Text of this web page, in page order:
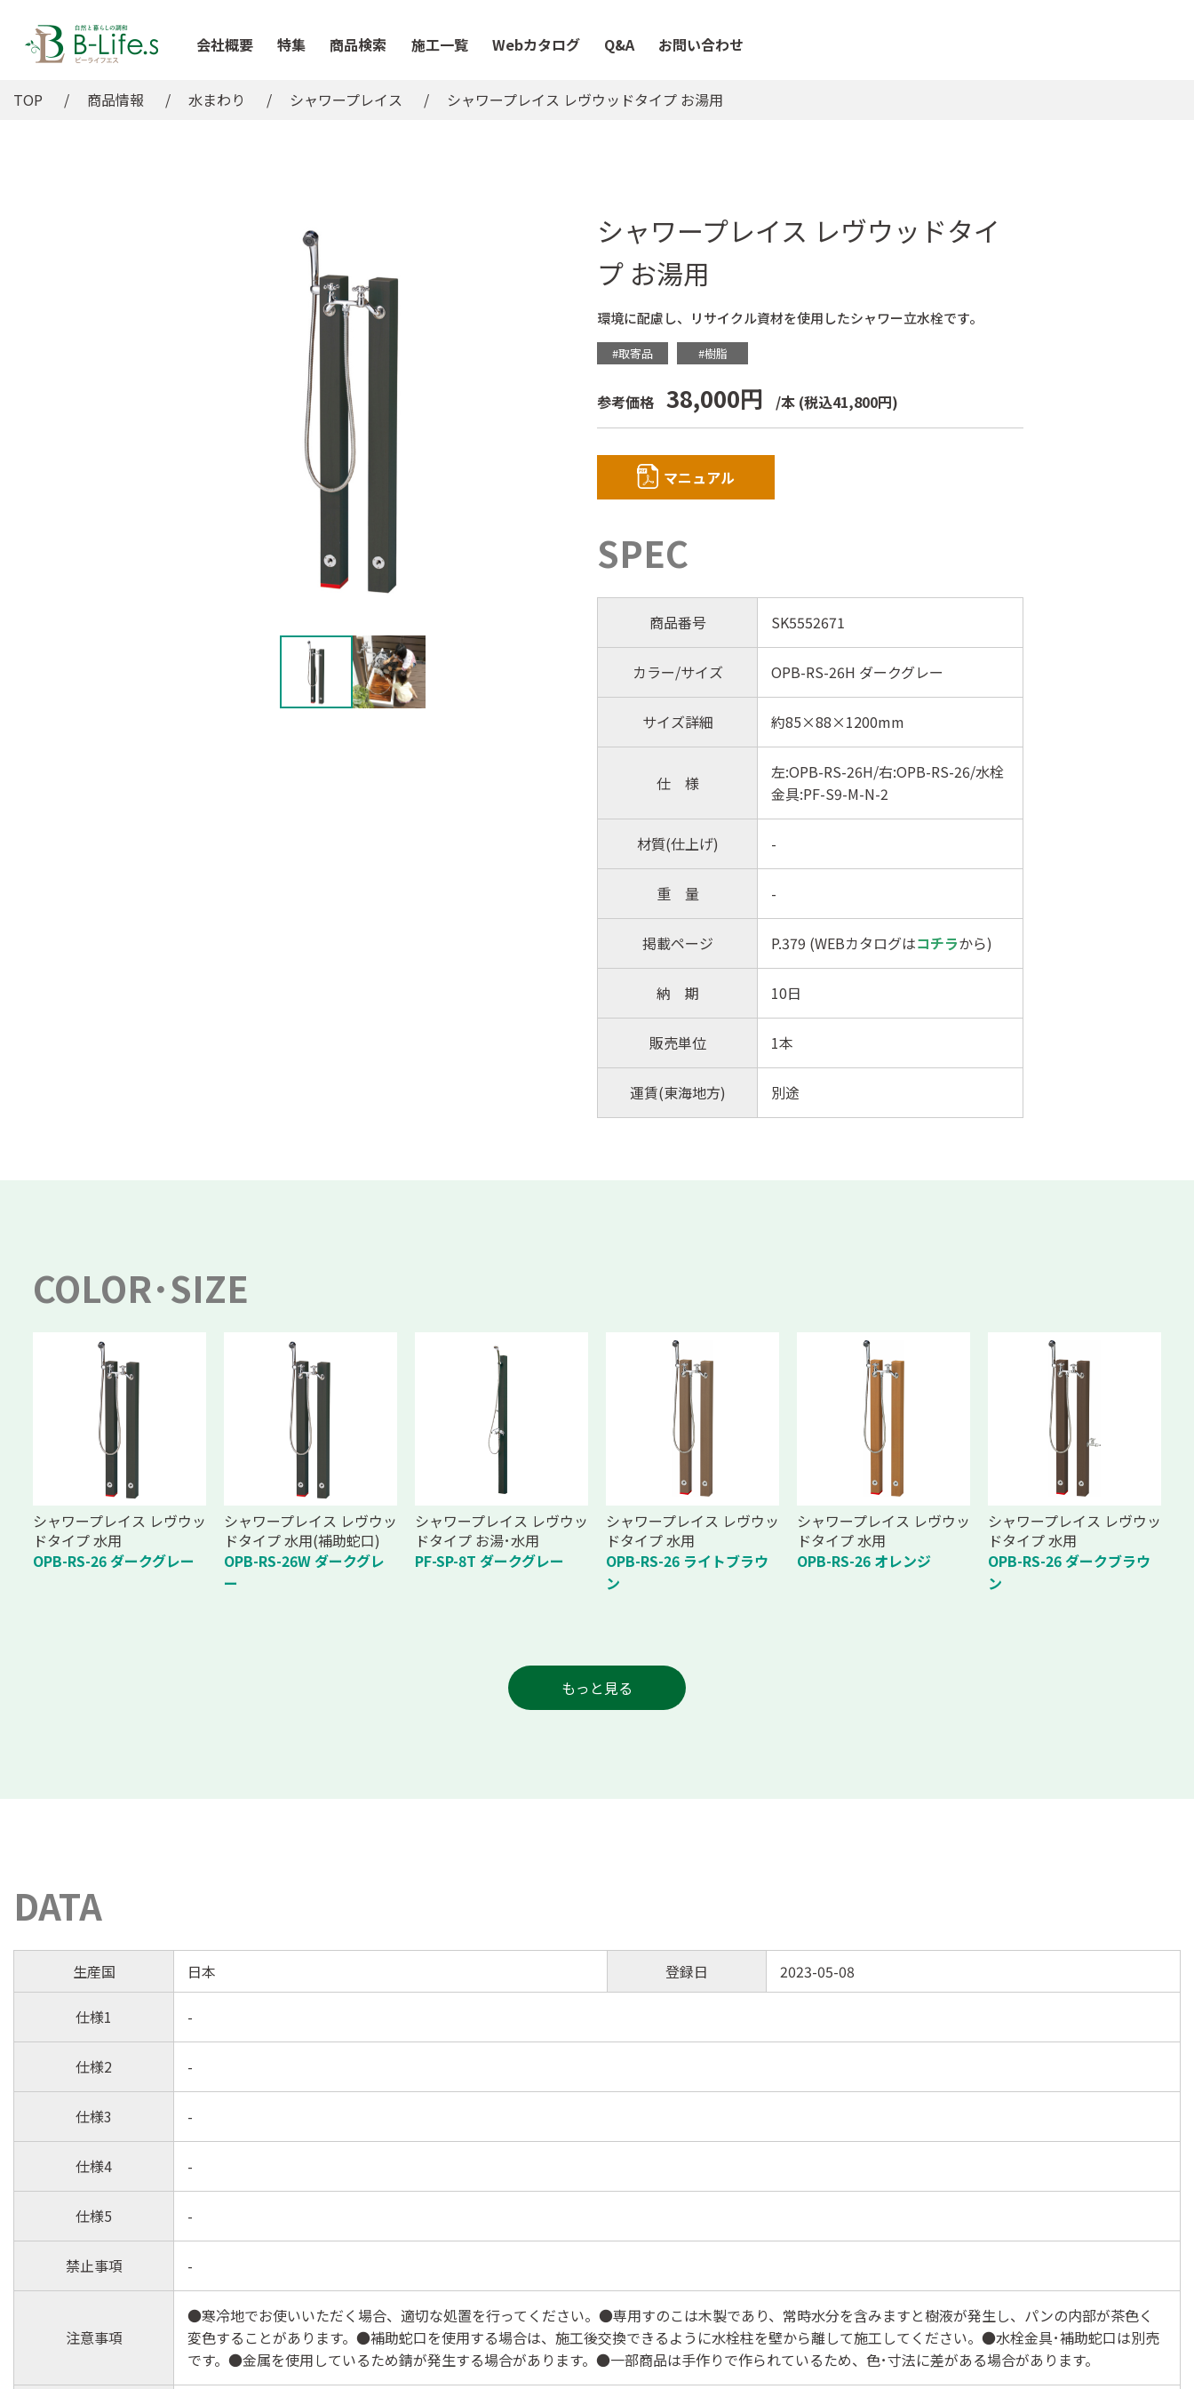
会社概要 特集 商品検索 施工一覧 Webカタログ Q&A お問い合わせ
TOP 商品情報 水まわり シャワープレイス シャワープレイス レヴウッドタイプ お湯用
シャワープレイス レヴウッドタイ
プ お湯用
環境に配慮し、リサイクル資材を使用したシャワー立水栓です。
#取寄品 #樹脂
参考価格 38,000円 /本 (税込41,800円)
マニュアル
SPEC
商品番号 SK5552671
カラー/サイズ OPB-RS-26H ダークグレー
サイズ詳細 約85×88×1200mm
仕 様
左:OPB-RS-26H/右:OPB-RS-26/水栓
金具:PF-S9-M-N-2
材質(仕上げ) -
重 量 -
掲載ページ P.379 (WEBカタログはコチラから)
納 期 10日
販売単位 1本
運賃(東海地方) 別途
COLOR･SIZE
シャワープレイス レヴウッ
ドタイプ 水用
OPB-RS-26 ダークグレー
シャワープレイス レヴウッ
ドタイプ 水用(補助蛇口)
OPB-RS-26W ダークグレ
ー
シャワープレイス レヴウッ
ドタイプ お湯･水用
PF-SP-8T ダークグレー
シャワープレイス レヴウッ
ドタイプ 水用
OPB-RS-26 ライトブラウ
ン
シャワープレイス レヴウッ
ドタイプ 水用
OPB-RS-26 オレンジ
シャワープレイス レヴウッ
ドタイプ 水用
OPB-RS-26 ダークブラウ
ン
もっと見る
DATA
生産国 日本 登録日 2023-05-08
仕様1 -
仕様2 -
仕様3 -
仕様4 -
仕様5 -
禁止事項 -
注意事項
●寒冷地でお使いいただく場合、適切な処置を行ってください。●専用すのこは木製であり、常時水分を含みますと樹液が発生し、パンの内部が茶色く
変色することがあります。●補助蛇口を使用する場合は、施工後交換できるように水栓柱を壁から離して施工してください。●水栓金具･補助蛇口は別売
です。●金属を使用しているため錆が発生する場合があります。●一部商品は手作りで作られているため、色･寸法に差がある場合があります。